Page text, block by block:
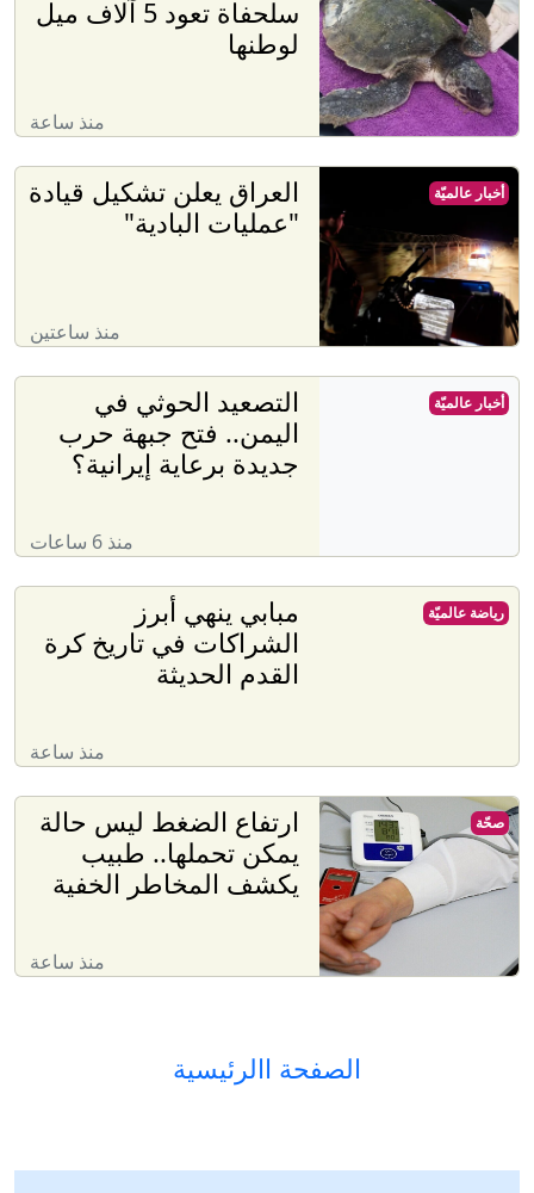
سلحفاة تعود 5 آلاف ميل
لوطنها
منذ ساعة
العراق يعلن تشكيل قيادة
"عمليات البادية"
منذ ساعتين
أخبار عالميّة
التصعيد الحوثي في
اليمن.. فتح جبهة حرب
جديدة برعاية إيرانية؟
منذ 6 ساعات
أخبار عالميّة
مبابي ينهي أبرز
الشراكات في تاريخ كرة
القدم الحديثة
منذ ساعة
رياضة عالميّة
ارتفاع الضغط ليس حالة
يمكن تحملها.. طبيب
يكشف المخاطر الخفية
منذ ساعة
صحّة
الصفحة االرئيسية